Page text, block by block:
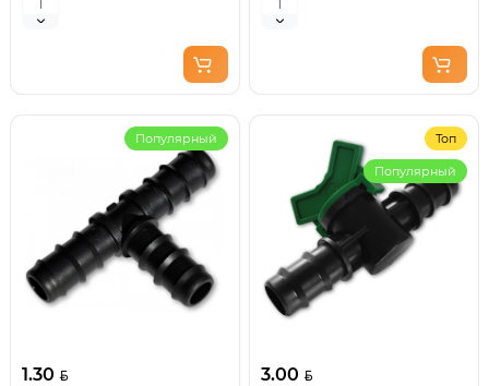
Популярный
1.30
Топ
Популярный
3.00